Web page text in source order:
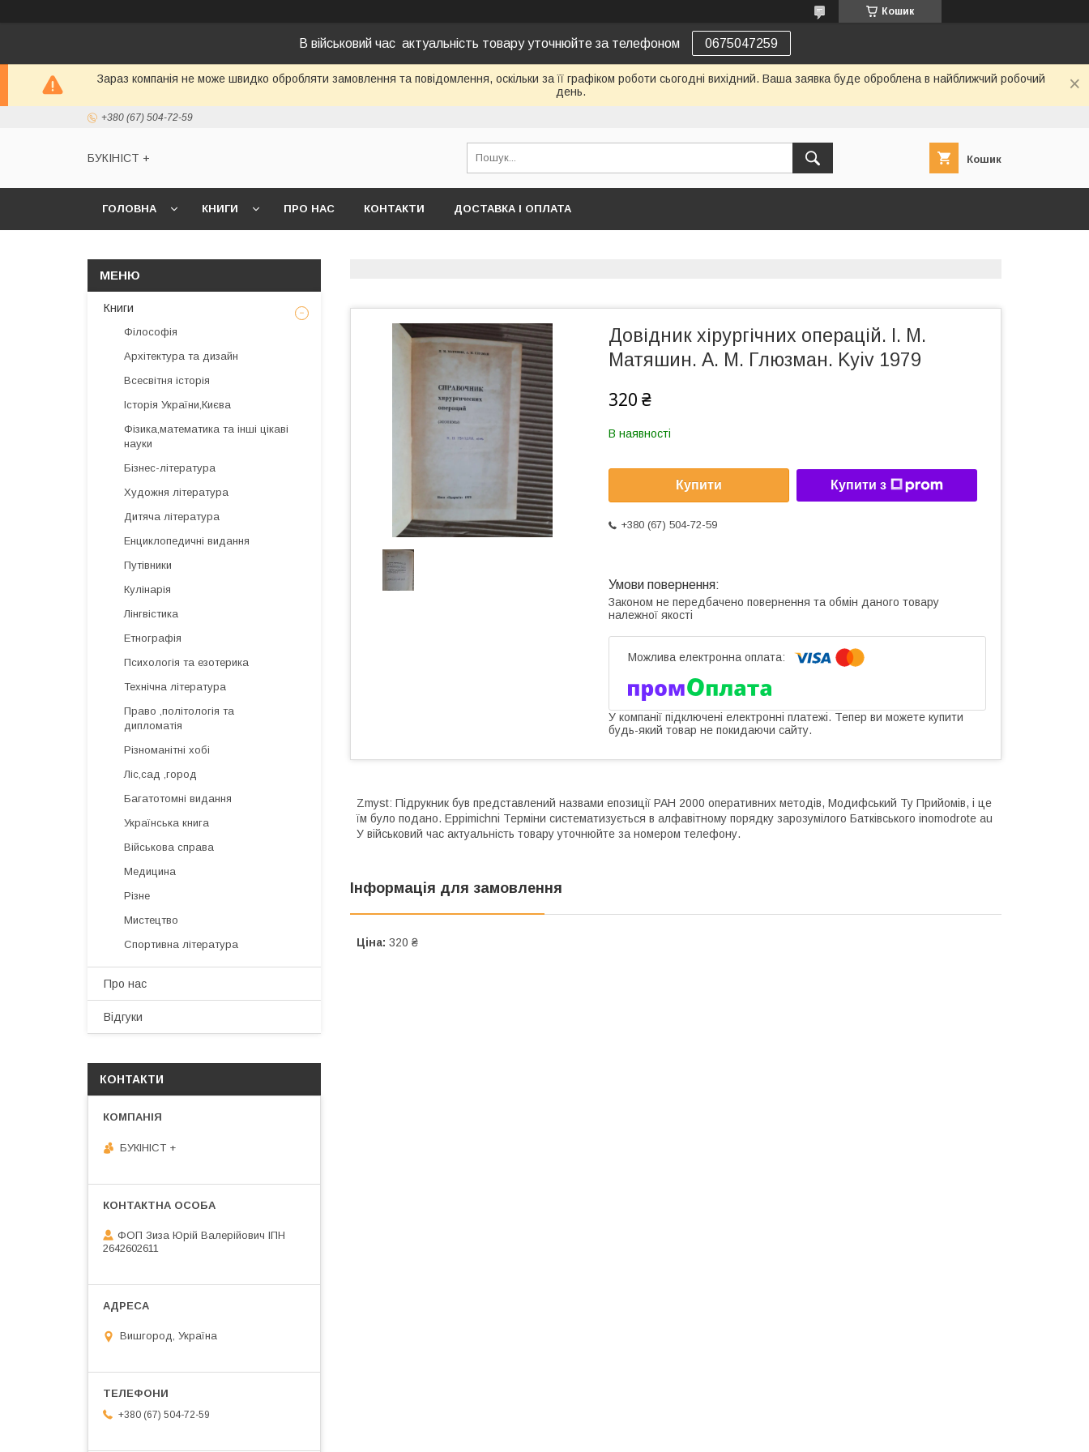
Кошик
В військовий час актуальність товару уточнюйте за телефоном 0675047259
Зараз компанія не може швидко обробляти замовлення та повідомлення, оскільки за її графіком роботи сьогодні вихідний. Ваша заявка буде оброблена в найближчий робочий
день.
+380 (67) 504-72-59
БУКІНІСТ + Кошик
ГОЛОВНА КНИГИ ПРО НАС КОНТАКТИ ДОСТАВКА І ОПЛАТА
Довідник хірургічних операцій. І. М.
Матяшин. А. М. Глюзман. Kyiv 1979
320 ₴
В наявності
Купити Купити з
+380 (67) 504-72-59
Законом не передбачено повернення та обмін даного товару
належної якості
У компанії підключені електронні платежі. Тепер ви можете купити
будь-який товар не покидаючи сайту.
Zmyst: Підрукник був представлений назвами епозиції PAH 2000 оперативних методів, Модифський Ту Прийомів, і це
їм було подано. Eppіmіchnі Терміни систематизується в алфавітному порядку зарозумілого Батківського inomodrote au
У військовий час актуальність товару уточнюйте за номером телефону.
Інформація для замовлення
Ціна: 320 ₴
Книги
Філософія
Архітектура та дизайн
Всесвітня історія
Історія України,Києва
Фізика,математика та інші цікаві
науки
Бізнес-література
Художня література
Дитяча література
Енциклопедичні видання
Путівники
Кулінарія
Лінгвістика
Етнографія
Психологія та езотерика
Технічна література
Право ,політологія та
дипломатія
Різноманітні хобі
Ліс,сад ,город
Багатотомні видання
Українська книга
Військова справа
Медицина
Різне
Мистецтво
Спортивна література
Про нас
Відгуки
КОНТАКТИ
БУКІНІСТ +
ФОП Зиза Юрій Валерійович ІПН
2642602611
Вишгород, Україна
+380 (67) 504-72-59